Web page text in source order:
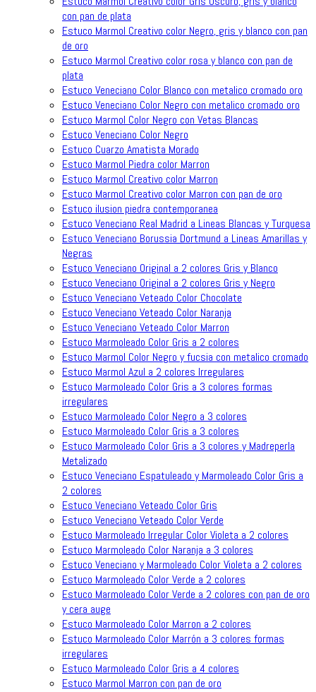
con pan de plata
Estuco Marmol Creativo color Negro, gris y blanco con pan
de oro
Estuco Marmol Creativo color rosa y blanco con pan de
plata
Estuco Veneciano Color Blanco con metalico cromado oro
Estuco Veneciano Color Negro con metalico cromado oro
Estuco Marmol Color Negro con Vetas Blancas
Estuco Veneciano Color Negro
Estuco Cuarzo Amatista Morado
Estuco Marmol Piedra color Marron
Estuco Marmol Creativo color Marron
Estuco Marmol Creativo color Marron con pan de oro
Estuco ilusion piedra contemporanea
Estuco Veneciano Real Madrid a Lineas Blancas y Turquesa
Estuco Veneciano Borussia Dortmund a Lineas Amarillas y
Negras
Estuco Veneciano Original a 2 colores Gris y Blanco
Estuco Veneciano Original a 2 colores Gris y Negro
Estuco Veneciano Veteado Color Chocolate
Estuco Veneciano Veteado Color Naranja
Estuco Veneciano Veteado Color Marron
Estuco Marmoleado Color Gris a 2 colores
Estuco Marmol Color Negro y fucsia con metalico cromado
Estuco Marmol Azul a 2 colores Irregulares
Estuco Marmoleado Color Gris a 3 colores formas
irregulares
Estuco Marmoleado Color Negro a 3 colores
Estuco Marmoleado Color Gris a 3 colores
Estuco Marmoleado Color Gris a 3 colores y Madreperla
Metalizado
Estuco Veneciano Espatuleado y Marmoleado Color Gris a
2 colores
Estuco Veneciano Veteado Color Gris
Estuco Veneciano Veteado Color Verde
Estuco Marmoleado Irregular Color Violeta a 2 colores
Estuco Marmoleado Color Naranja a 3 colores
Estuco Veneciano y Marmoleado Color Violeta a 2 colores
Estuco Marmoleado Color Verde a 2 colores
Estuco Marmoleado Color Verde a 2 colores con pan de oro
y cera auge
Estuco Marmoleado Color Marron a 2 colores
Estuco Marmoleado Color Marrón a 3 colores formas
irregulares
Estuco Marmoleado Color Gris a 4 colores
Estuco Marmol Marron con pan de oro